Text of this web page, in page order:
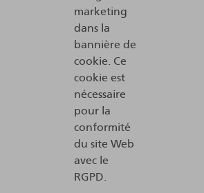
marketing
dans la
bannière de
cookie. Ce
cookie est
nécessaire
pour la
conformité
du site Web
avec le
RGPD.